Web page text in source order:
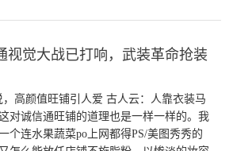
视觉大战已打响，武装革命抢装
，高颜值旺铺引人爱 古人云：人靠衣装马
对诚信通旺铺的道理也是一样一样的。我
个连水果蔬菜po上网都得PS/美图秀秀的